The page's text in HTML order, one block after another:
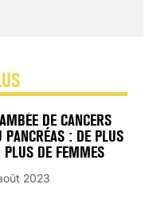
DE CANCERS
PANCRÉAS : DE PLUS
PLUS DE FEMMES
2023